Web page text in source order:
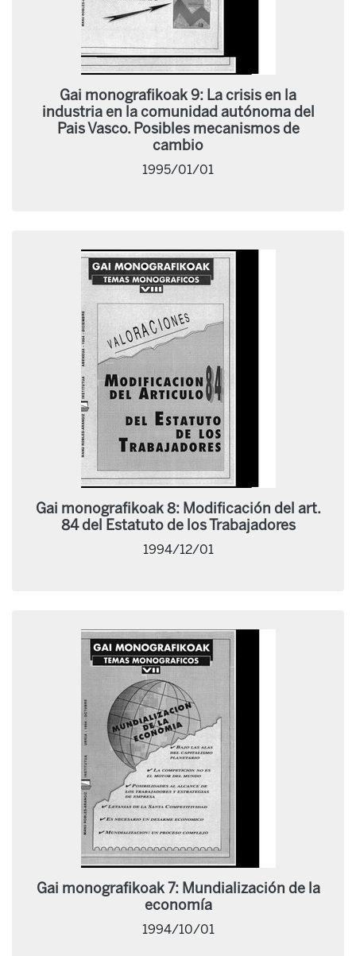
Gai monografikoak 9: La crisis en la
industria en la comunidad autónoma del
Pais Vasco. Posibles mecanismos de
cambio
1995/01/01
Gai monografikoak 8: Modificación del art.
84 del Estatuto de los Trabajadores
1994/12/01
Gai monografikoak 7: Mundialización de la
economía
1994/10/01